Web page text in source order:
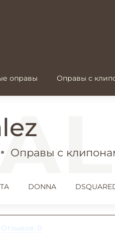
оправы Оправы с
Оправы с
DONNA
Отзывов: 0